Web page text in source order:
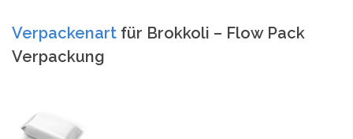
Verpackenart für Brokkoli – Flow Pack
Verpackung